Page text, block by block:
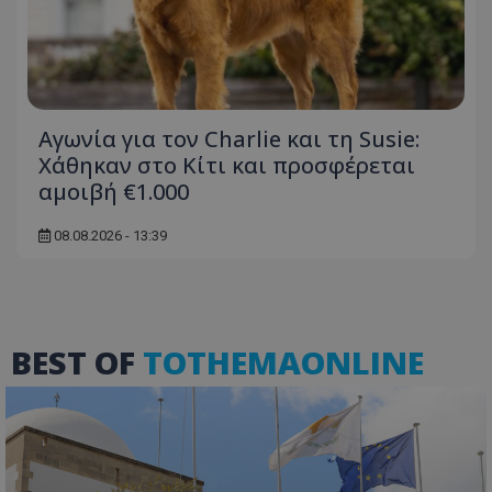
Αγωνία για τον Charlie και τη Susie:
Χάθηκαν στο Κίτι και προσφέρεται
αμοιβή €1.000
08.08.2026 - 13:39
BEST OF TOTHEMAONLINE